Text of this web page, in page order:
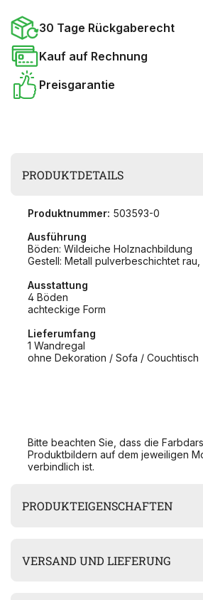
30 Tage Rückgaberecht
Kauf auf Rechnung
Preisgarantie
PRODUKTDETAILS
Produktnummer: 503593-0
Ausführung
Böden: Wildeiche Holznachbildung
Gestell: Metall pulverbeschichtet rau,
Ausstattung
4 Böden
achteckige Form
Lieferumfang
1 Wandregal
ohne Dekoration / Sofa / Couchtisch
Bitte beachten Sie, dass die
Produktbildern auf dem jeweiligen
verbindlich ist.
PRODUKTEIGENSCHAFTEN
VERSAND UND LIEFERUNG